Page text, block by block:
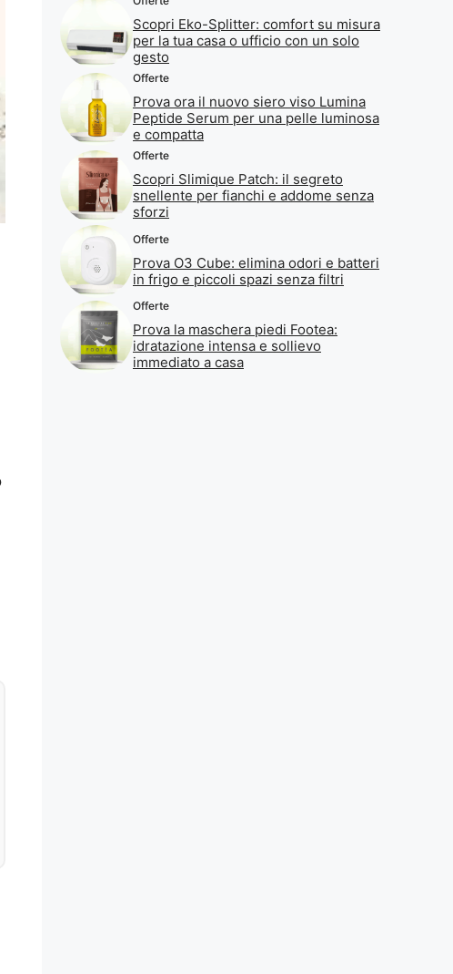
Scopri Eko-Splitter: comfort su misura
per la tua casa o ufficio con un solo
gesto
Offerte
Prova ora il nuovo siero viso Lumina
Peptide Serum per una pelle luminosa
e compatta
Offerte
Scopri Slimique Patch: il segreto
snellente per fianchi e addome senza
sforzi
Offerte
Prova O3 Cube: elimina odori e batteri
in frigo e piccoli spazi senza filtri
Offerte
Prova la maschera piedi Footea:
idratazione intensa e sollievo
immediato a casa